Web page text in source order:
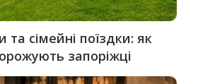
та сімейні поїздки: як
запоріжці